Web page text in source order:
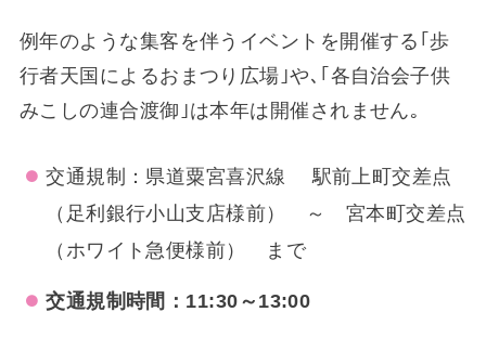
例年のような集客を伴うイベントを開催する｢歩
行者天国によるおまつり広場｣や､｢各自治会子供
みこしの連合渡御｣は本年は開催されません｡
交通規制：県道粟宮喜沢線 駅前上町交差点
（足利銀行小山支店様前） ～ 宮本町交差点
（ホワイト急便様前） まで
交通規制時間：11:30～13:00